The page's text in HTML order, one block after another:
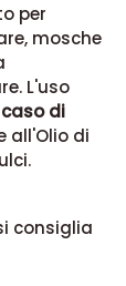
per
mosche
L'uso
di
all'Olio di
consiglia